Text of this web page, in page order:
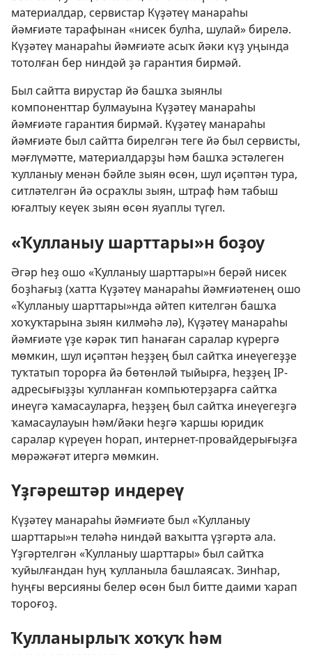
материалдар, сервистар Күҙәтеү манараһы
йәмғиәте тарафынан «нисек булһа, шулай» бирелә.
Күҙәтеү манараһы йәмғиәте асыҡ йәки күҙ уңында
тотолған бер ниндәй ҙә гарантия бирмәй.
Был сайтта вирустар йә башҡа зыянлы
компоненттар булмауына Күҙәтеү манараһы
йәмғиәте гарантия бирмәй. Күҙәтеү манараһы
йәмғиәте был сайтта бирелгән теге йә был сервисты,
мәғлүмәтте, материалдарҙы һәм башҡа эстәлеген
ҡулланыу менән бәйле зыян өсөн, шул иҫәптән тура,
ситләтелгән йә осраҡлы зыян, штраф һәм табыш
юғалтыу кеүек зыян өсөн яуаплы түгел.
«Ҡулланыу шарттары»н боҙоу
Әгәр һеҙ ошо «Ҡулланыу шарттары»н берәй нисек
боҙһағыҙ (хатта Күҙәтеү манараһы йәмғиәтенең ошо
«Ҡулланыу шарттары»нда әйтеп кителгән башҡа
хоҡуҡтарына зыян килмәһә лә), Күҙәтеү манараһы
йәмғиәте үҙе кәрәк тип һанаған саралар күрергә
мөмкин, шул иҫәптән һеҙҙең был сайтҡа инеүегеҙҙе
туҡтатып торорға йә бөтөнләй тыйырға, һеҙҙең IP-
адресығыҙҙы ҡулланған компьютерҙарға сайтҡа
инеүгә ҡамасауларға, һеҙҙең был сайтҡа инеүегеҙгә
ҡамасаулауын һәм/йәки һеҙгә ҡаршы юридик
саралар күреүен һорап, интернет-провайдерығыҙға
мөрәжәғәт итергә мөмкин.
Үҙгәрештәр индереү
Күҙәтеү манараһы йәмғиәте был «Ҡулланыу
шарттары»н теләһә ниндәй ваҡытта үҙгәртә ала.
Үҙгәртелгән «Ҡулланыу шарттары» был сайтҡа
ҡуйылғандан һуң ҡулланыла башлаясаҡ. Зинһар,
һуңғы версияны белер өсөн был битте даими ҡарап
тороғоҙ.
Ҡулланырлыҡ хоҡуҡ һәм